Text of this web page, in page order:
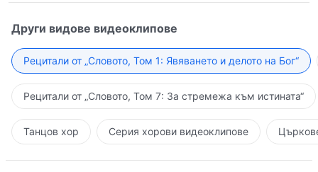
Други видове видеоклипове
Рецитали от „Словото, Том 1: Явяването и делото на Бог“
Рецитали от „Словото, Том 7: За стремежа към истината“
Танцов хор Серия хорови видеоклипове